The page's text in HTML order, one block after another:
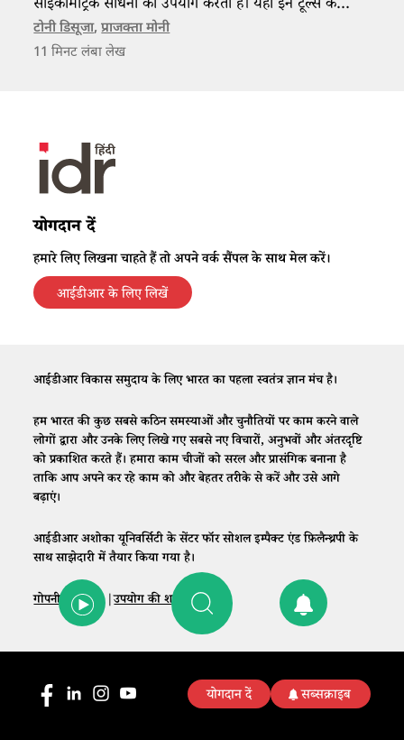
साइकोमेट्रिक साधनों का उपयोग करती हैं। यहां इन टूल्स के
उपयोग के समय होने वाली पांच ग़लतियों से बचने के उपाय बताए
गए हैं जिन्हें अपनाकर परिणाम को अधिक प्रभावी बनाया जा
टोनी डिसूजा,प्राजक्ता मोनी
11 मिनट लंबा लेख
योगदान दें
हमारे लिए लिखना चाहते हैं तो अपने वर्क सैंपल के साथ मेल करें।
आईडीआर के लिए लिखें
आईडीआर विकास समुदाय के लिए भारत का पहला स्वतंत्र ज्ञान मंच है।
हम भारत की कुछ सबसे कठिन समस्याओं और चुनौतियों पर काम करने वाले
लोगों द्वारा और उनके लिए लिखे गए सबसे नए विचारों, अनुभवों और अंतरदृष्टि
को प्रकाशित करते हैं। हमारा काम चीजों को सरल और प्रासंगिक बनाना है
ताकि आप अपने कर रहे काम को और बेहतर तरीके से करें और उसे आगे
बढ़ाएं।
आईडीआर अशोका यूनिवर्सिटी के सेंटर फॉर सोशल इम्पैक्ट एंड फ़िलैन्थ्रपी के
साथ साझेदारी में तैयार किया गया है।
गोपनीयता नीति |उपयोग की शर्तें |संपर्क
योगदान दें सब्सक्राइब